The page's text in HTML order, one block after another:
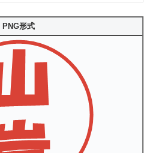
PNG形式